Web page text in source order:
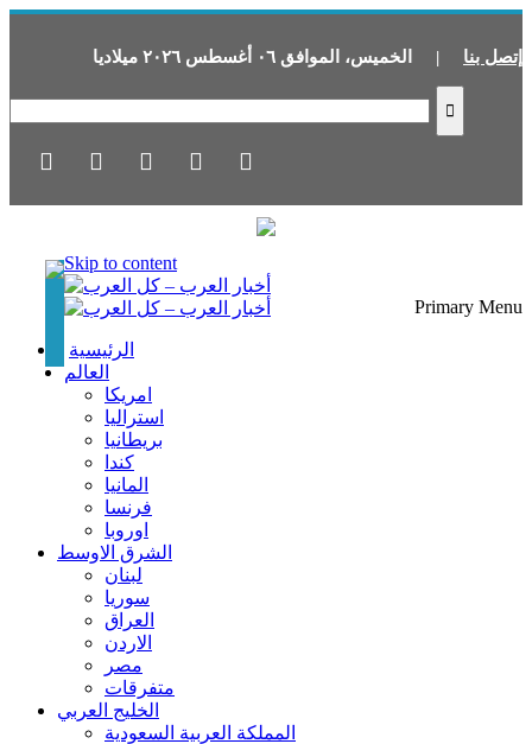
إتصل بنا | الخميس، الموافق ٠٦ أغسطس ٢٠٢٦ ميلاديا
Skip to content
Primary Menu
الرئيسية
العالم
امريكا
استراليا
بريطانيا
كندا
المانيا
فرنسا
اوروبا
الشرق الاوسط
لبنان
سوريا
العراق
الاردن
مصر
متفرقات
الخليج العربي
المملكة العربية السعودية